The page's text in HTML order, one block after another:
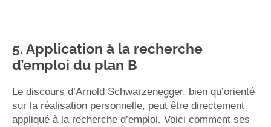
5. Application à la recherche
d’emploi du plan B
Le discours d’Arnold Schwarzenegger, bien qu’orienté
sur la réalisation personnelle, peut être directement
appliqué à la recherche d’emploi. Voici comment ses